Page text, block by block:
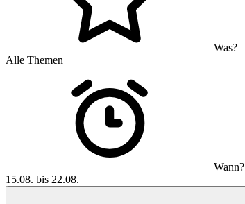
Was?
Alle Themen
Wann?
15.08. bis 22.08.